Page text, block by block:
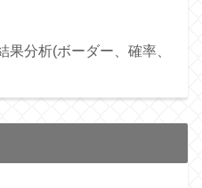
果分析(ボーダー、確率、